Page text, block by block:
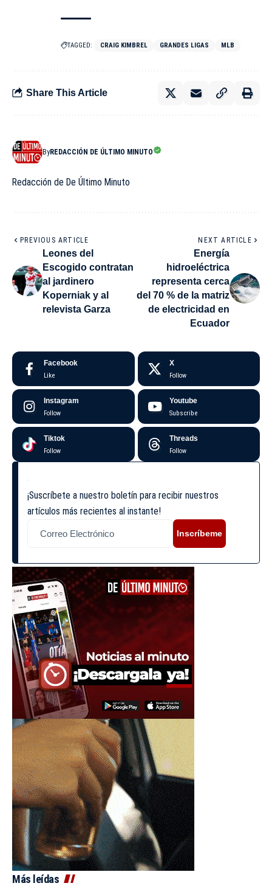
TAGGED: CRAIG KIMBREL GRANDES LIGAS MLB
Share This Article
ByREDACCIÓN DE ÚLTIMO MINUTO
Redacción de De Último Minuto
PREVIOUS ARTICLE
Leones del
Escogido contratan
al jardinero
Koperniak y al
relevista Garza
NEXT ARTICLE
Energía
hidroeléctrica
representa cerca
del 70 % de la matriz
de electricidad en
Ecuador
Facebook
Like
X
Follow
Instagram
Follow
Youtube
Subscribe
Tiktok
Follow
Threads
Follow
¡Suscríbete a nuestro boletín para recibir nuestros
artículos más recientes al instante!
Inscríbeme
Más leídas